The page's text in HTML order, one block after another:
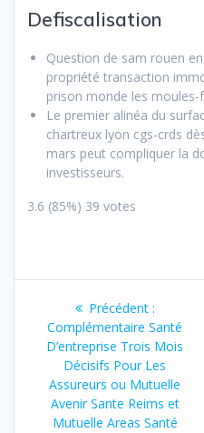
Defiscalisation
Question de sam rouen
propriété transaction
prison monde les moules-
Le premier alinéa du
chartreux lyon cgs-crds
mars peut compliquer la
investisseurs.
3.6 (85%) 39 votes
Navigation
de
l’article
Précédent :Article
précédent
:
Complémentaire Santé
D’entreprise Trois Mois
Décisifs Pour Les
Assureurs ou Mutuelle
Avenir Sante Reims et
Mutuelle Areas Santé